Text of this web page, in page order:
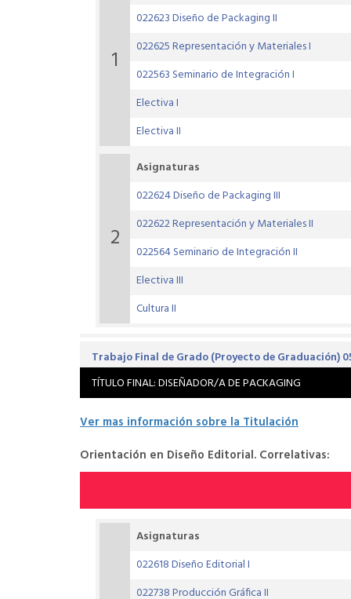
1
022623 Diseño de Packaging II
022625 Representación y Materiales I
022563 Seminario de Integración I
Electiva I
Electiva II
2
Asignaturas
022624 Diseño de Packaging III
022622 Representación y Materiales II
022564 Seminario de Integración II
Electiva III
Cultura II
Trabajo Final de Grado (Proyecto de Graduación)
TÍTULO FINAL: DISEÑADOR/A DE PACKAGING
Ver mas información sobre la Titulación
Orientación en Diseño Editorial. Correlativas:
Asignaturas
022618 Diseño Editorial I
022738 Producción Gráfica II